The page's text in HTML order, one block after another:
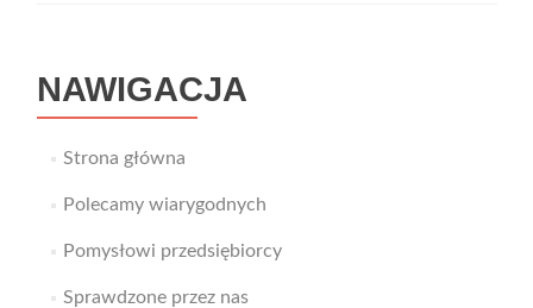
NAWIGACJA
Strona główna
Polecamy wiarygodnych
Pomysłowi przedsiębiorcy
Sprawdzone przez nas